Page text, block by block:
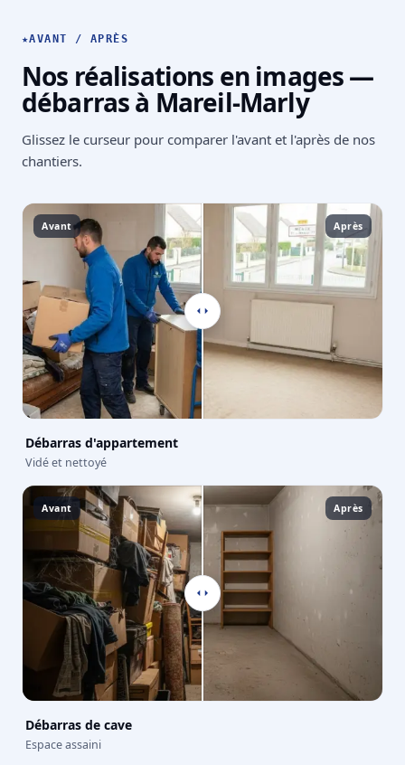
★AVANT / APRÈS
Nos réalisations en images —
débarras à Mareil-Marly
Glissez le curseur pour comparer l'avant et l'après de nos
chantiers.
Avant Après
Débarras d'appartement
Vidé et nettoyé
Avant Après
Débarras de cave
Espace assaini